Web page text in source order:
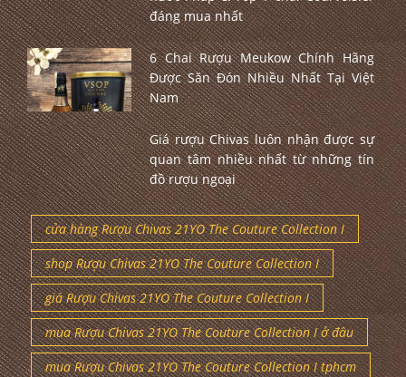
đáng mua nhất
6 Chai Rượu Meukow Chính Hãng
Được Săn Đón Nhiều Nhất Tại Việt
Nam
Giá rượu Chivas luôn nhận được sự
quan tâm nhiều nhất từ những tín
đồ rượu ngoại
cửa hàng Rượu Chivas 21YO The Couture Collection I
shop Rượu Chivas 21YO The Couture Collection I
giá Rượu Chivas 21YO The Couture Collection I
mua Rượu Chivas 21YO The Couture Collection I ở đâu
mua Rượu Chivas 21YO The Couture Collection I tphcm